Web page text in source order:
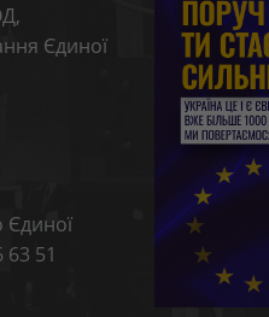
Єдиної
Єдиної
63 51